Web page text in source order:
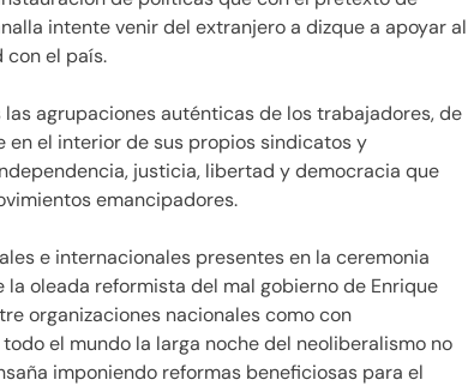
intente venir del extranjero a dizque a apoyar al
con el país.
agrupaciones auténticas de los trabajadores, de
en el interior de sus propios sindicatos y
justicia, libertad y democracia que
emancipadores.
e internacionales presentes en la ceremonia
oleada reformista del mal gobierno de Enrique
organizaciones nacionales como con
el mundo la larga noche del neoliberalismo no
imponiendo reformas beneficiosas para el